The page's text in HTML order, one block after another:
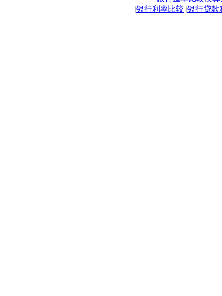
|银行利率比较 |银行贷款